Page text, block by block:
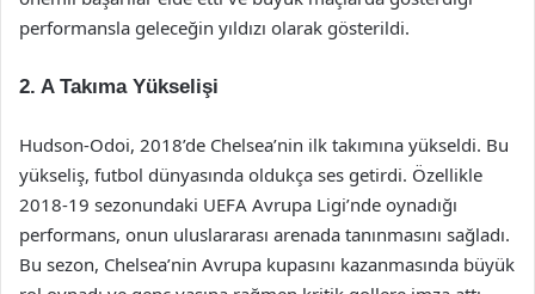
performansla geleceğin yıldızı olarak gösterildi.
2. A Takıma Yükselişi
Hudson-Odoi, 2018’de Chelsea’nin ilk takımına yükseldi. Bu
yükseliş, futbol dünyasında oldukça ses getirdi. Özellikle
2018-19 sezonundaki UEFA Avrupa Ligi’nde oynadığı
performans, onun uluslararası arenada tanınmasını sağladı.
Bu sezon, Chelsea’nin Avrupa kupasını kazanmasında büyük